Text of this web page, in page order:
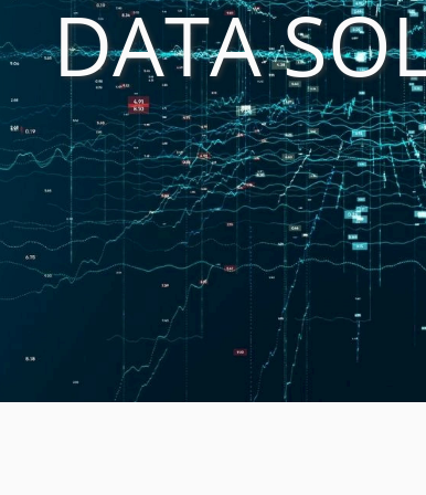
Code of Conduct
Unternehmenshistorie
Kontakt
DATA